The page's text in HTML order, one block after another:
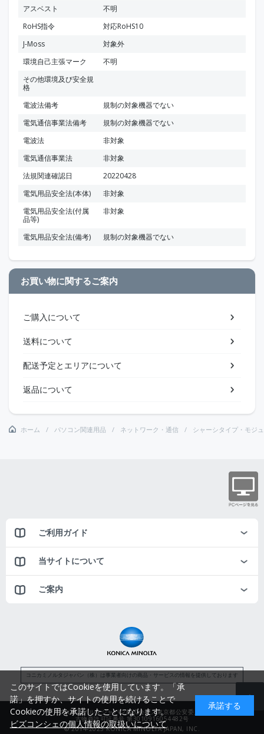
アスベスト
不明
RoHS指令
対応RoHS10
J-Moss
対象外
環境自己主張マーク
不明
その他環境及び安全規
格
電波法備考
規制の対象機器でない
電気通信事業法備考
規制の対象機器でない
電波法
非対象
電気通信事業法
非対象
法規関連確認日
20220428
電気用品安全法(本体)
非対象
電気用品安全法(付属
品等)
非対象
電気用品安全法(備考) 規制の対象機器でない
お買い物に関するご案内
ご購入について
送料について
配送予定とエリアについて
返品について
ホーム パソコン関連用品 ネットワーク・通信 シャーシタイプ・モジ
ご利用ガイド
当サイトについて
ご案内
コニカミノルタジャパン（株）は事業者向けの商品・サービスの情報を提供しております
コニカミノルタジャパン株式会社／東京都公安委員会
古物商許可証番号 第3010916054482号
© 2014-2025 KONICA MINOLTA JAPAN, INC.
このサイトではCookieを使用しています。「承
諾」を押すか、サイトの使用を続けることで
Cookieの使用を承諾したことになります。
ビズコンシェの個人情報の取扱いについて
承諾する